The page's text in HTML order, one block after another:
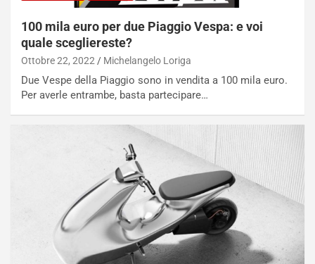
100 mila euro per due Piaggio Vespa: e voi
quale scegliereste?
Ottobre 22, 2022 Michelangelo Loriga
Due Vespe della Piaggio sono in vendita a 100 mila euro.
Per averle entrambe, basta partecipare…